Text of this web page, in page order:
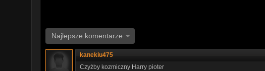
Najlepsze komentarze
kanekiu475
Czyżby kozmiczny Harry pioter